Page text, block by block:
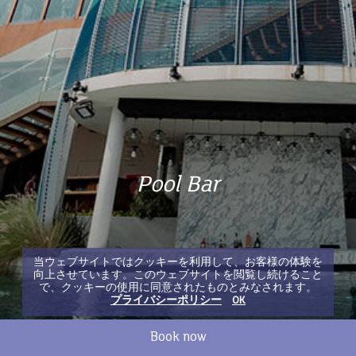
当ウェブサイトではクッキーを利用して、お客様の体験を
向上させています。このウェブサイトを閲覧し続けること
で、クッキーの使用に同意されたものとみなされます。
プライバシーポリシー
OK
Pool Bar
Pool Bar
Book now